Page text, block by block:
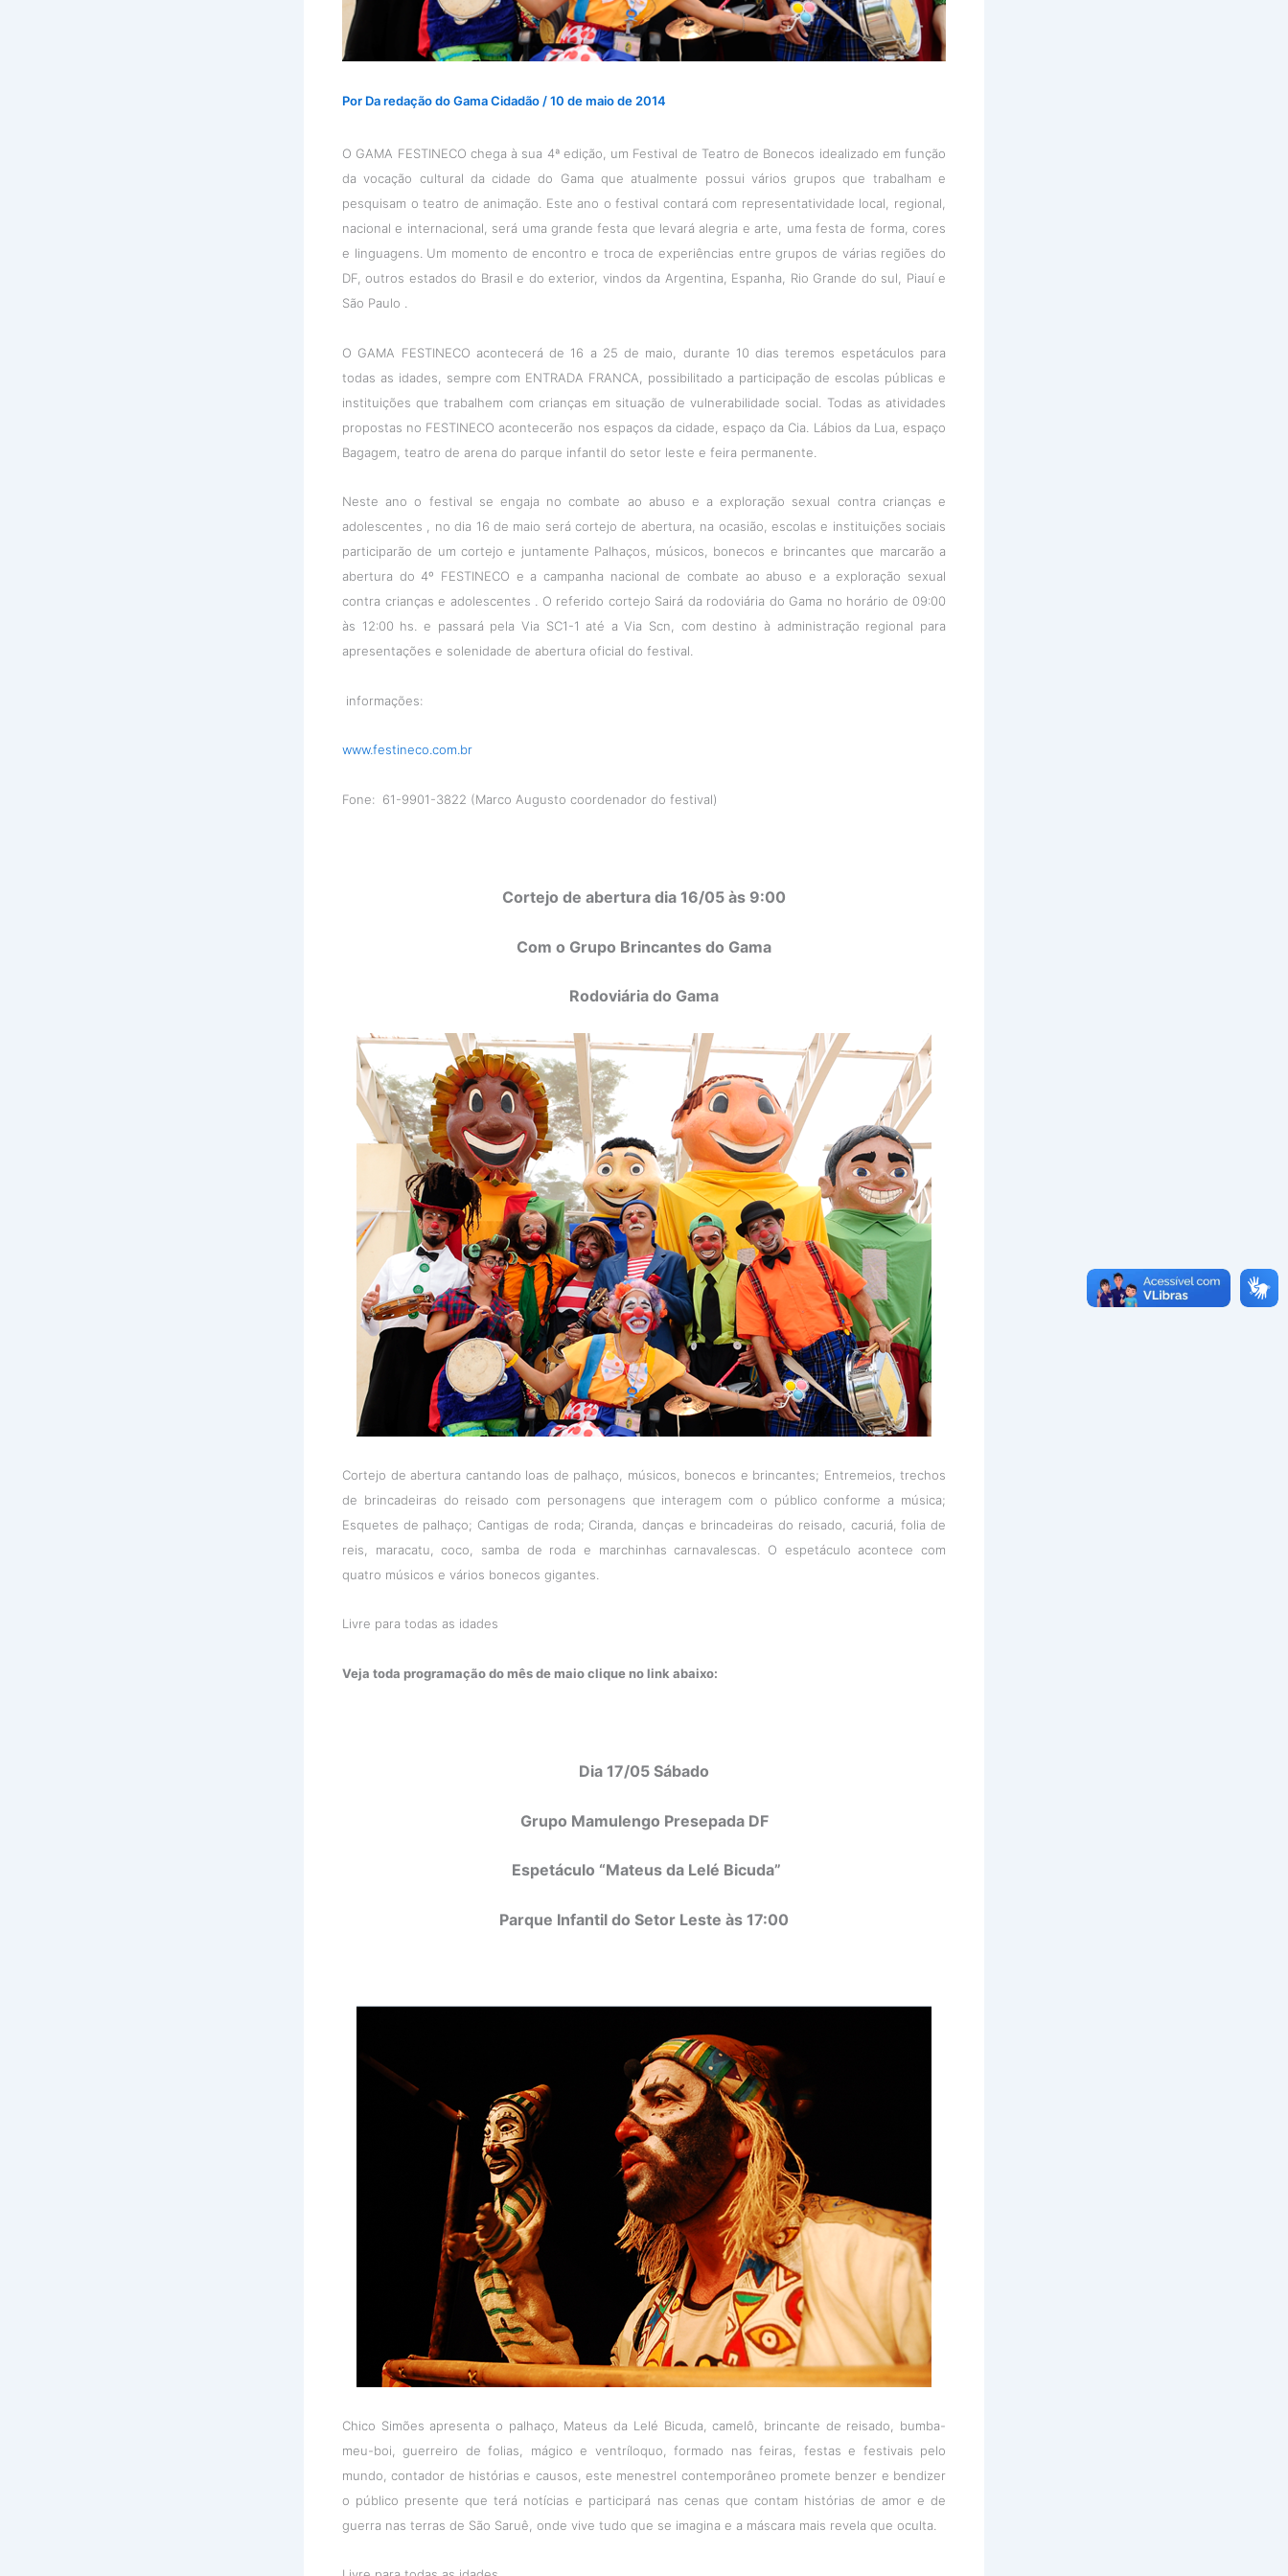
Por Da redação do Gama Cidadão /10 de maio de 2014
O GAMA FESTINECO chega à sua 4ª edição, um Festival de Teatro de Bonecos idealizado em função
da vocação cultural da cidade do Gama que atualmente possui vários grupos que trabalham e
pesquisam o teatro de animação. Este ano o festival contará com representatividade local, regional,
nacional e internacional, será uma grande festa que levará alegria e arte, uma festa de forma, cores
e linguagens. Um momento de encontro e troca de experiências entre grupos de várias regiões do
DF, outros estados do Brasil e do exterior, vindos da Argentina, Espanha, Rio Grande do sul, Piauí e
São Paulo .
O GAMA FESTINECO acontecerá de 16 a 25 de maio, durante 10 dias teremos espetáculos para
todas as idades, sempre com ENTRADA FRANCA, possibilitado a participação de escolas públicas e
instituições que trabalhem com crianças em situação de vulnerabilidade social. Todas as atividades
propostas no FESTINECO acontecerão nos espaços da cidade, espaço da Cia. Lábios da Lua, espaço
Bagagem, teatro de arena do parque infantil do setor leste e feira permanente.
Neste ano o festival se engaja no combate ao abuso e a exploração sexual contra crianças e
adolescentes , no dia 16 de maio será cortejo de abertura, na ocasião, escolas e instituições sociais
participarão de um cortejo e juntamente Palhaços, músicos, bonecos e brincantes que marcarão a
abertura do 4º FESTINECO e a campanha nacional de combate ao abuso e a exploração sexual
contra crianças e adolescentes . O referido cortejo Sairá da rodoviária do Gama no horário de 09:00
às 12:00 hs. e passará pela Via SC1-1 até a Via Scn, com destino à administração regional para
apresentações e solenidade de abertura oficial do festival.
informações:
www.festineco.com.br
Fone: 61-9901-3822 (Marco Augusto coordenador do festival)
Cortejo de abertura dia 16/05 às 9:00
Com o Grupo Brincantes do Gama
Rodoviária do Gama
Cortejo de abertura cantando loas de palhaço, músicos, bonecos e brincantes; Entremeios, trechos
de brincadeiras do reisado com personagens que interagem com o público conforme a música;
Esquetes de palhaço; Cantigas de roda; Ciranda, danças e brincadeiras do reisado, cacuriá, folia de
reis, maracatu, coco, samba de roda e marchinhas carnavalescas. O espetáculo acontece com
quatro músicos e vários bonecos gigantes.
Livre para todas as idades
Veja toda programação do mês de maio clique no link abaixo:
Dia 17/05 Sábado
Grupo Mamulengo Presepada DF
Espetáculo “Mateus da Lelé Bicuda”
Parque Infantil do Setor Leste às 17:00
Chico Simões apresenta o palhaço, Mateus da Lelé Bicuda, camelô, brincante de reisado, bumba-
meu-boi, guerreiro de folias, mágico e ventríloquo, formado nas feiras, festas e festivais pelo
mundo, contador de histórias e causos, este menestrel contemporâneo promete benzer e bendizer
o público presente que terá notícias e participará nas cenas que contam histórias de amor e de
guerra nas terras de São Saruê, onde vive tudo que se imagina e a máscara mais revela que oculta.